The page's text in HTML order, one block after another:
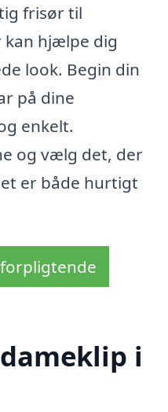
frisør til
kan hjælpe dig
look. Begin din
på dine
enkelt.
og vælg det, der
er både hurtigt
i